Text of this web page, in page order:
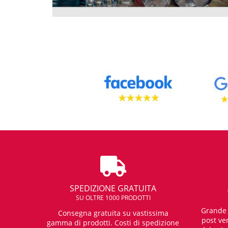
SPEDIZIONE GRATUITA
SU OLTRE 1000 PRODOTTI
Consegna gratuita su vastissima
gamma di prodotti. Costi di spedizione
post